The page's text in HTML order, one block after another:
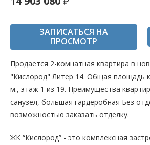
ЗАПИСАТЬСЯ НА
ПРОСМОТР
Продается 2-комнатная квартира в
"Кислород" Литер 14. Общая площадь
м., этаж 1 из 19. Преимущества
санузел, большая гардеробная Без
возможностью заказать отделку.
ЖК “Кислород” - это комплексная